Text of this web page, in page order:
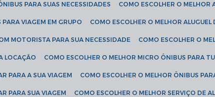
PARA SUAS NECESSIDADES COMO ESCOLHER O
PARA VIAGEM EM GRUPO COMO ESCOLHER O MELHOR
MOTORISTA PARA SUA NECESSIDADE COMO ESCOLHER O
LOCAÇÃO COMO ESCOLHER O MELHOR MICRO ÔNIBUS PARA
PARA A SUA VIAGEM COMO ESCOLHER O MELHOR ÔNIBUS
PARA SUA VIAGEM COMO ESCOLHER O MELHOR SERVIÇO DE